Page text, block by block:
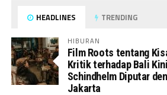
HEADLINES TRENDING
HIBURAN
Film Roots tentang
Kritik terhadap Bali
Schindhelm Diputar
Jakarta